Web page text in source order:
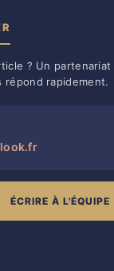
? Un
répond rapidement.
ÉCRIRE À